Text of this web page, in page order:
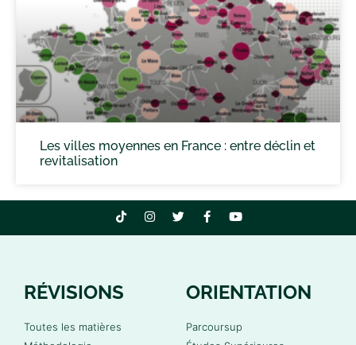
Les villes moyennes en France : entre déclin et
revitalisation
RÉVISIONS
Toutes les matières
ORIENTATION
Parcoursup